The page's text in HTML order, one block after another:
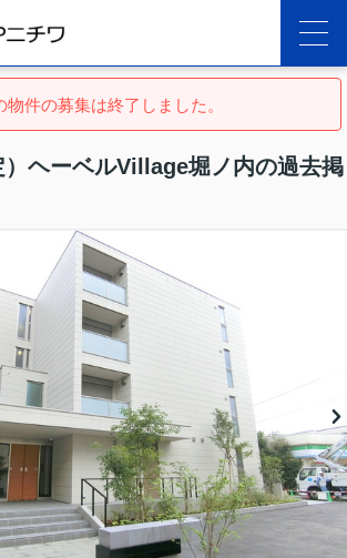
物件の募集は終了しました。
）ヘーベルVillage堀ノ内の過去掲